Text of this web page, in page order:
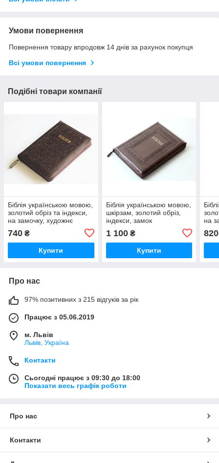
Умови повернення
Повернення товару впродовж 14 днів за рахунок покупця
Всі умови повернення
Подібні товари компанії
Біблія українською мовою,
золотий обріз та індекси,
на замочку, художнє
740 ₴
Купити
Біблія українською мовою,
шкірзам, золотий обріз,
індекси, замок
1 100₴
Купити
на
820
Про нас
97% позитивних з 215 відгуків за рік
Працює з 05.06.2019
м. Львів
Львів, Україна
Контакти
Сьогодні працює з 09:30 до 18:00
Показати весь графік роботи
Про нас
Контакти